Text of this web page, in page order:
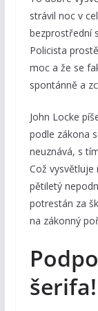
strávil noc v
bezprostřední
Policista
moc a že se
spontánně a
John Locke
podle zákona
neuznává, s
Což vysvětluje
pětiletý
potrestán za
na zákonný
šerifa!